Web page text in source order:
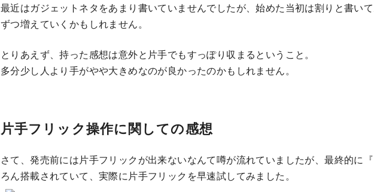
最近はガジェットネタをあまり書いていませんでしたが、始めた当初は割りと書い
ずつ増えていくかもしれません。
とりあえず、持った感想は意外と片手でもすっぽり収まるということ。
多分少し人より手がやや大きめなのが良かったのかもしれません。
片手フリック操作に関しての感想
さて、発売前には片手フリックが出来ないなんて噂が流れていましたが、最終的に
ろん搭載されていて、実際に片手フリックを早速試してみました。